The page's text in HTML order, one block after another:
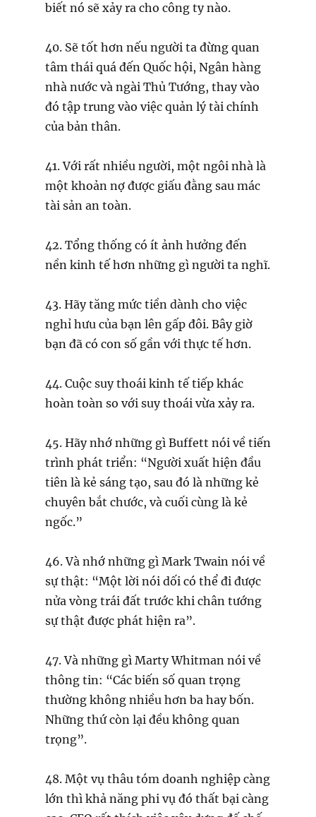
biết nó sẽ xảy ra cho công ty nào.
40. Sẽ tốt hơn nếu người ta đừng quan
tâm thái quá đến Quốc hội, Ngân hàng
nhà nước và ngài Thủ Tướng, thay vào
đó tập trung vào việc quản lý tài chính
của bản thân.
41. Với rất nhiều người, một ngôi nhà là
một khoản nợ được giấu đằng sau mác
tài sản an toàn.
42. Tổng thống có ít ảnh hưởng đến
nền kinh tế hơn những gì người ta nghĩ.
43. Hãy tăng mức tiền dành cho việc
nghỉ hưu của bạn lên gấp đôi. Bây giờ
bạn đã có con số gần với thực tế hơn.
44. Cuộc suy thoái kinh tế tiếp khác
hoàn toàn so với suy thoái vừa xảy ra.
45. Hãy nhớ những gì Buffett nói về tiến
trình phát triển: “Người xuất hiện đầu
tiên là kẻ sáng tạo, sau đó là những kẻ
chuyên bắt chước, và cuối cùng là kẻ
ngốc.”
46. Và nhớ những gì Mark Twain nói về
sự thật: “Một lời nói dối có thể đi được
nửa vòng trái đất trước khi chân tướng
sự thật được phát hiện ra”.
47. Và những gì Marty Whitman nói về
thông tin: “Các biến số quan trọng
thường không nhiều hơn ba hay bốn.
Những thứ còn lại đều không quan
trọng”.
48. Một vụ thâu tóm doanh nghiệp càng
lớn thì khả năng phi vụ đó thất bại càng